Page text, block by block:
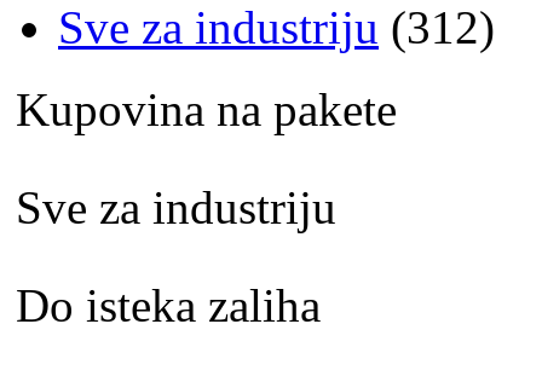
Sve za industriju (312)
Kupovina na pakete
Sve za industriju
Do isteka zaliha